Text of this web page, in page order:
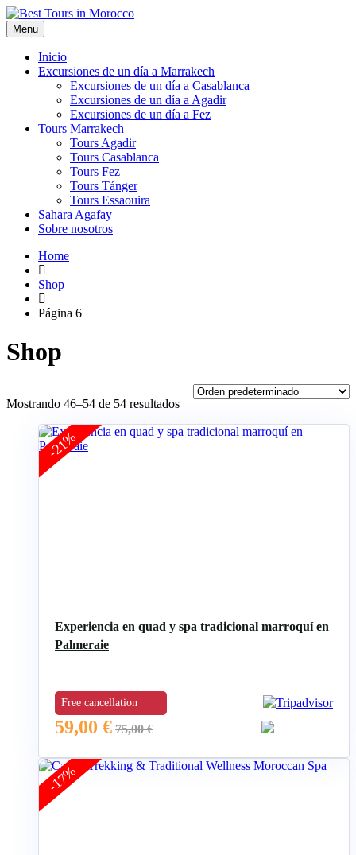
Menu
Inicio
Excursiones de un día a Marrakech
Excursiones de un día a Casablanca
Excursiones de un día a Agadir
Excursiones de un día a Fez
Tours Marrakech
Tours Agadir
Tours Casablanca
Tours Fez
Tours Tánger
Tours Essaouira
Sahara Agafay
Sobre nosotros
Home
Shop
Página 6
Shop
Mostrando 46–54 de 54 resultados
-21%
Experiencia en quad y spa tradicional marroquí en
Palmeraie
Free cancellation
59,00 € 75,00€
-17%